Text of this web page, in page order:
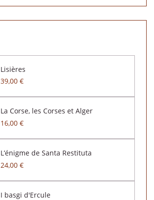
Lisières
39,00 €
La Corse, les Corses et Alger
16,00 €
L’énigme de Santa Restituta
24,00 €
I basgi d'Ercule